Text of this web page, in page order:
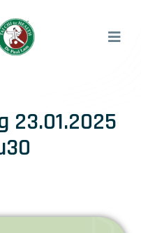
23.01.2025